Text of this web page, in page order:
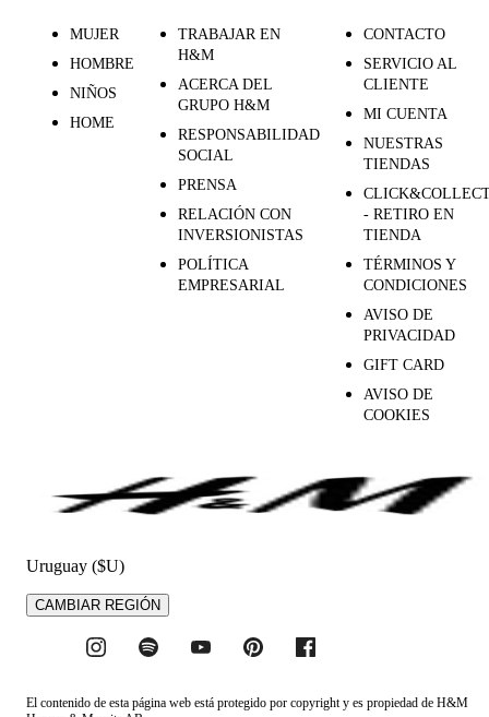
MUJER
HOMBRE
NIÑOS
HOME
TRABAJAR EN
H&M
ACERCA DEL
GRUPO H&M
RESPONSABILIDAD
SOCIAL
PRENSA
RELACIÓN CON
INVERSIONISTAS
POLÍTICA
EMPRESARIAL
CONTACTO
SERVICIO AL
CLIENTE
MI CUENTA
NUESTRAS
TIENDAS
- RETIRO EN
TIENDA
TÉRMINOS Y
CONDICIONES
AVISO DE
PRIVACIDAD
GIFT CARD
AVISO DE
COOKIES
Uruguay ($U)
CAMBIAR REGIÓN
El contenido de esta página web está protegido por copyright y es propiedad de H&M